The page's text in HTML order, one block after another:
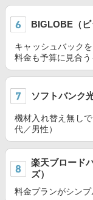
BIGLOBE（ビ
キャッシュバック
料金も予算に見合う
ソフトバンク
機材入れ替え無し
代／男性）
楽天ブロード
ズ）
料金プランがシンプ